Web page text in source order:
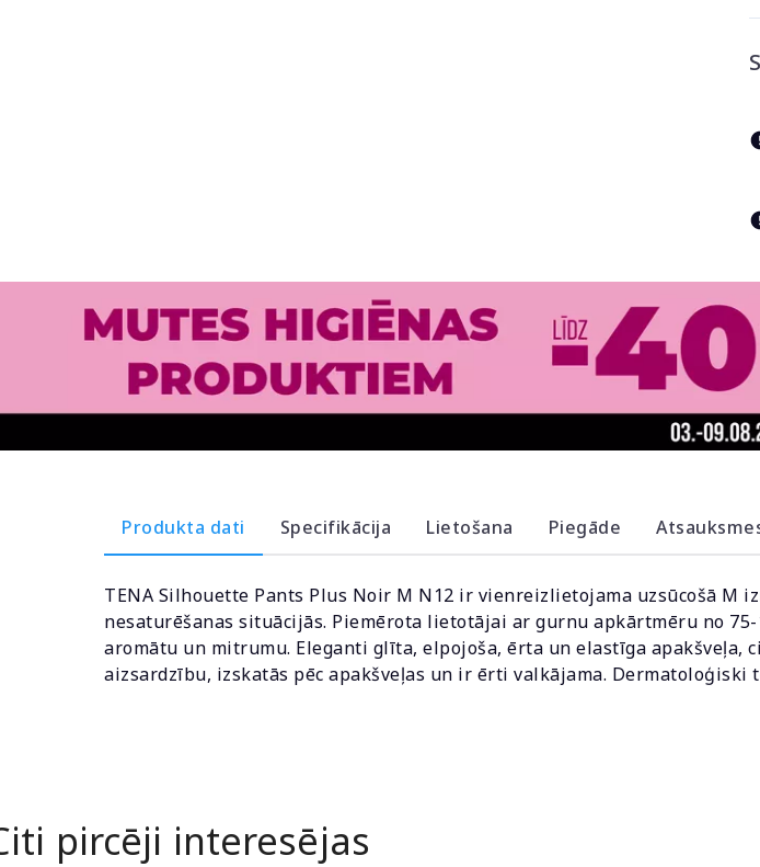
Produkta dati Specifikācija Lietošana Piegāde
TENA Silhouette Pants Plus Noir M N12 ir vienreizlietojama uzsūcošā M
nesaturēšanas situācijās. Piemērota lietotājai ar gurnu apkārtmēru no
aromātu un mitrumu. Eleganti glīta, elpojoša, ērta un elastīga
aizsardzību, izskatās pēc apakšveļas un ir ērti valkājama. Dermatoloģiski
pircēji interesējas